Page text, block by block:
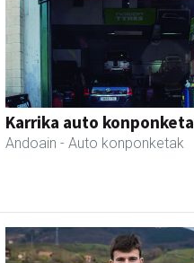
Karrika auto konponketa
Andoain - Auto konponketak